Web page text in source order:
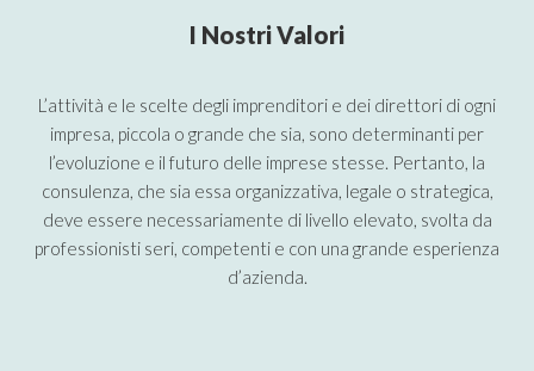
I Nostri Valori
L’attività e le scelte degli imprenditori e dei direttori di ogni
impresa, piccola o grande che sia, sono determinanti per
l’evoluzione e il futuro delle imprese stesse. Pertanto, la
consulenza, che sia essa organizzativa, legale o strategica,
deve essere necessariamente di livello elevato, svolta da
professionisti seri, competenti e con una grande esperienza
d’azienda.